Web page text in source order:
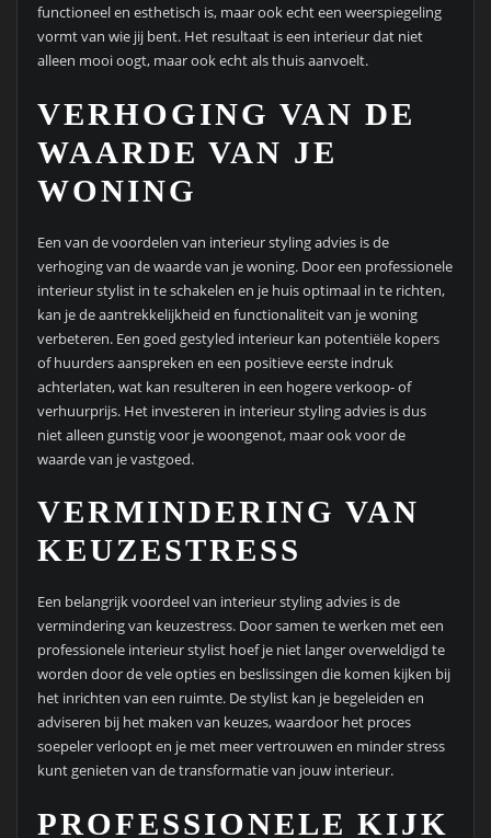
functioneel en esthetisch is, maar ook echt een weerspiegeling
vormt van wie jij bent. Het resultaat is een interieur dat niet
alleen mooi oogt, maar ook echt als thuis aanvoelt.
VERHOGING VAN DE
WAARDE VAN JE
WONING
Een van de voordelen van interieur styling advies is de
verhoging van de waarde van je woning. Door een professionele
interieur stylist in te schakelen en je huis optimaal in te richten,
kan je de aantrekkelijkheid en functionaliteit van je woning
verbeteren. Een goed gestyled interieur kan potentiële kopers
of huurders aanspreken en een positieve eerste indruk
achterlaten, wat kan resulteren in een hogere verkoop- of
verhuurprijs. Het investeren in interieur styling advies is dus
niet alleen gunstig voor je woongenot, maar ook voor de
waarde van je vastgoed.
VERMINDERING VAN
KEUZESTRESS
Een belangrijk voordeel van interieur styling advies is de
vermindering van keuzestress. Door samen te werken met een
professionele interieur stylist hoef je niet langer overweldigd te
worden door de vele opties en beslissingen die komen kijken bij
het inrichten van een ruimte. De stylist kan je begeleiden en
adviseren bij het maken van keuzes, waardoor het proces
soepeler verloopt en je met meer vertrouwen en minder stress
kunt genieten van de transformatie van jouw interieur.
PROFESSIONELE KIJK